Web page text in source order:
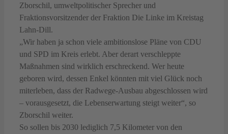
Zborschil, umweltpolitischer Sprecher und
Fraktionsvorsitzender der Fraktion Die Linke im Kreistag
Lahn-Dill.
„Wir haben ja schon viele ambitionslose Pläne von CDU
und SPD im Kreis erlebt. Aber derart verschleppte
Maßnahmen sind wirklich erschreckend. Wer heute
geboren wird, dessen Enkel könnten mit viel Glück noch
miterleben, dass der Radwege-Ausbau abgeschlossen wird
– vorausgesetzt, die Lebenserwartung steigt weiter“, so
Zborschil weiter.
So sollen bis 2030 lediglich 7,5 Kilometer von den